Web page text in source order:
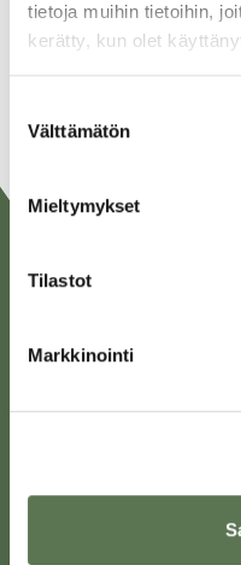
tietoja muihin tietoihin,
kerätty, kun olet
valinta
Välttämätön
Mieltymykset
Tilastot
Markkinointi
Linkedin
43100 Saarijärvi